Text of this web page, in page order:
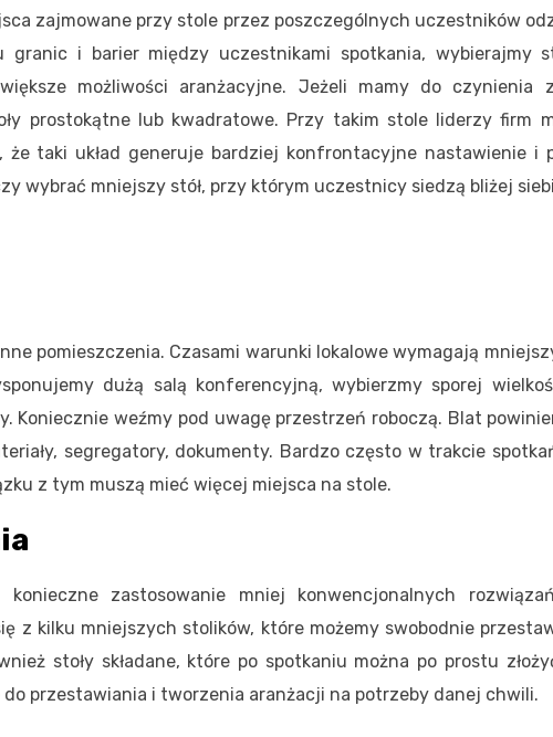
zajmowane przy stole przez poszczególnych uczestników
i barier między uczestnikami spotkania, wybierajmy
możliwości aranżacyjne. Jeżeli mamy do czynienia
prostokątne lub kwadratowe. Przy takim stole liderzy firm
taki układ generuje bardziej konfrontacyjne nastawienie i
wybrać mniejszy stół, przy którym uczestnicy siedzą bliżej
pomieszczenia. Czasami warunki lokalowe wymagają
dużą salą konferencyjną, wybierzmy sporej
Koniecznie weźmy pod uwagę przestrzeń roboczą. Blat
segregatory, dokumenty. Bardzo często w trakcie
z tym muszą mieć więcej miejsca na stole.
zastosowanie mniej konwencjonalnych
z kilku mniejszych stolików, które możemy swobodnie
stoły składane, które po spotkaniu można po prostu
przestawiania i tworzenia aranżacji na potrzeby danej chwili.